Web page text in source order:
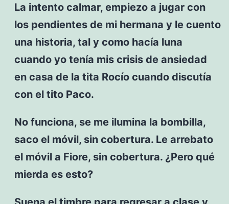
La intento calmar, empiezo a jugar con
los pendientes de mi hermana y le cuento
una historia, tal y como hacía luna
cuando yo tenía mis crisis de ansiedad
en casa de la tita Rocío cuando discutía
con el tito Paco.
No funciona, se me ilumina la bombilla,
saco el móvil, sin cobertura. Le arrebato
el móvil a Fiore, sin cobertura. ¿Pero qué
mierda es esto?